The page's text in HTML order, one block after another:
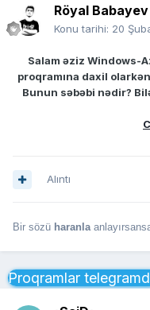
Röyal Babayev
Konu tarihi: 20
Salam əziz Windows-
proqramına daxil
Bunun səbəbi nədir?
Alıntı
Bir sözü haranla
Proqramlar